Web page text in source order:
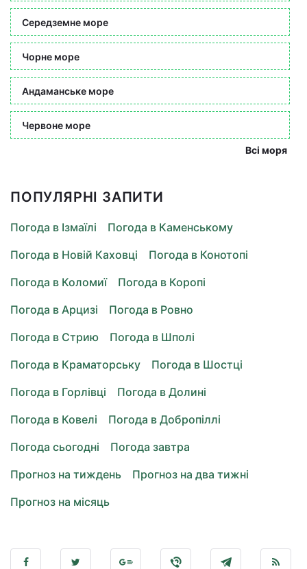
Середземне море
Чорне море
Андаманське море
Червоне море
Всі моря
ПОПУЛЯРНІ ЗАПИТИ
Погода в Ізмаїлі
Погода в Каменському
Погода в Новій Каховці
Погода в Конотопі
Погода в Коломиї
Погода в Коропі
Погода в Арцизі
Погода в Ровно
Погода в Стрию
Погода в Шполі
Погода в Краматорську
Погода в Шостці
Погода в Горлівці
Погода в Долині
Погода в Ковелі
Погода в Добропіллі
Погода сьогодні
Погода завтра
Прогноз на тиждень
Прогноз на два тижні
Прогноз на місяць